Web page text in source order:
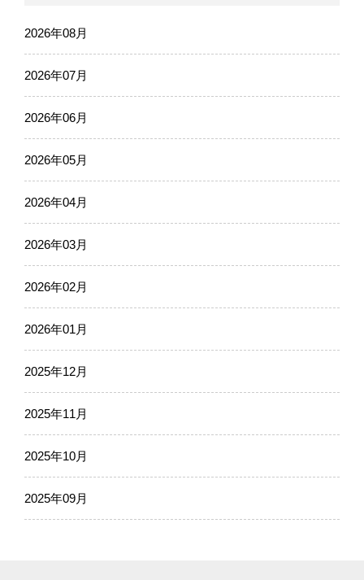
2026年08月
2026年07月
2026年06月
2026年05月
2026年04月
2026年03月
2026年02月
2026年01月
2025年12月
2025年11月
2025年10月
2025年09月